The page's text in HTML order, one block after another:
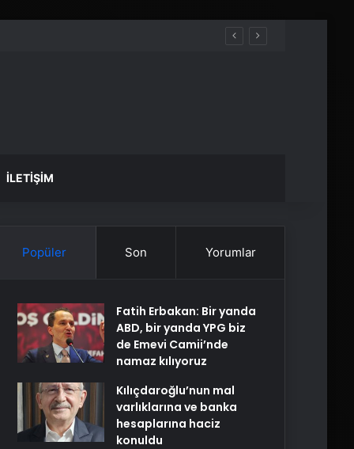
İLETIŞIM
Popüler Son Yorumlar
Fatih Erbakan: Bir yanda
ABD, bir yanda YPG biz
de Emevi Camii’nde
namaz kılıyoruz
Kılıçdaroğlu’nun mal
varlıklarına ve banka
hesaplarına haciz
konuldu